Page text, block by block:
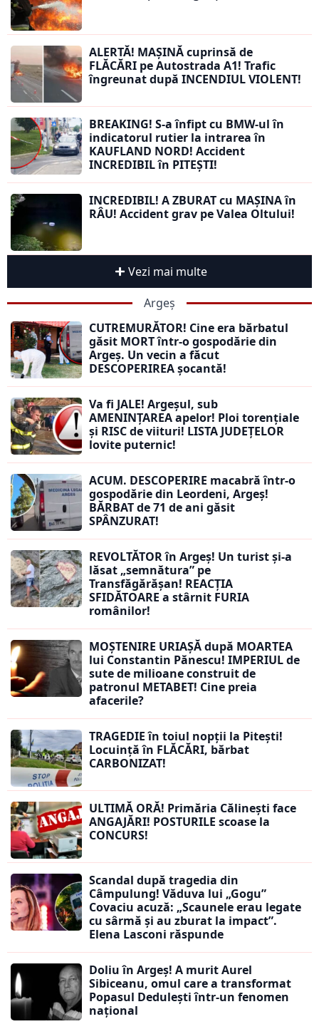
ALERTĂ! MAȘINĂ cuprinsă de
FLĂCĂRI pe Autostrada A1! Trafic
îngreunat după INCENDIUL VIOLENT!
BREAKING! S-a înfipt cu BMW-ul în
indicatorul rutier la intrarea în
KAUFLAND NORD! Accident
INCREDIBIL în PITEȘTI!
INCREDIBIL! A ZBURAT cu MAȘINA în
RÂU! Accident grav pe Valea Oltului!
Vezi mai multe
Argeș
CUTREMURĂTOR! Cine era bărbatul
găsit MORT într-o gospodărie din
Argeș. Un vecin a făcut
DESCOPERIREA șocantă!
Va fi JALE! Argeșul, sub
AMENINȚAREA apelor! Ploi torențiale
și RISC de viituri! LISTA JUDEȚELOR
lovite puternic!
ACUM. DESCOPERIRE macabră într-o
gospodărie din Leordeni, Argeș!
BĂRBAT de 71 de ani găsit
SPÂNZURAT!
REVOLTĂTOR în Argeș! Un turist și-a
lăsat „semnătura” pe
Transfăgărășan! REACȚIA
SFIDĂTOARE a stârnit FURIA
românilor!
MOȘTENIRE URIAȘĂ după MOARTEA
lui Constantin Pănescu! IMPERIUL de
sute de milioane construit de
patronul METABET! Cine preia
afacerile?
TRAGEDIE în toiul nopții la Pitești!
Locuință în FLĂCĂRI, bărbat
CARBONIZAT!
ULTIMĂ ORĂ! Primăria Călinești face
ANGAJĂRI! POSTURILE scoase la
CONCURS!
Scandal după tragedia din
Câmpulung! Văduva lui „Gogu”
Covaciu acuză: „Scaunele erau legate
cu sârmă și au zburat la impact”.
Elena Lasconi răspunde
Doliu în Argeș! A murit Aurel
Sibiceanu, omul care a transformat
Popasul Dedulești într-un fenomen
național